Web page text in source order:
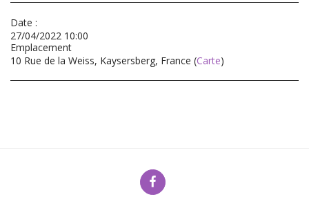
Date :
27/04/2022 10:00
Emplacement
10 Rue de la Weiss, Kaysersberg, France (Carte)